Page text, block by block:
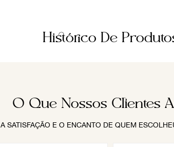
Histórico De
O Que Nossos Clientes
A SATISFAÇÃO E O ENCANTO DE QUEM